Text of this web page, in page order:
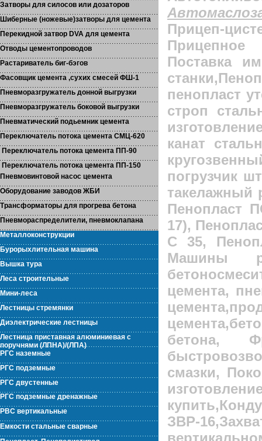
Затворы для силосов или дозаторов
Шиберные (ножевые)затворы для цемента
Перекидной затвор DVA для цемента
Отводы цементопроводов
Растариватель биг-бэгов
Фасовщик цемента ,сухих смесей ФШ-1
Пневморазгружатель донной выгрузки
Пневморазгружатель боковой выгрузки
Пневматический подьемник цемента
Переключатель потока цемента СМЦ-620
Переключатель потока цемента ПП-90
Переключатель потока цемента ПП-150
Пневмовинтовой насос цемента
Оборудование заводов ЖБИ
Трансформаторы для прогрева бетона
Пневмораспределители, пневмоклапана
Металлоконструкции
Бурорыхлительная машина
Вышка тура
Леса строительные
Мини-леса
Лестницы стремянки
Диэлектрические лестницы
Лестница приставная алюминиевая с
поручнями (ЛПНА)/(ЛПА)
РГС наземные
РГС подземные
РГС двустенные
РГС подземные дренажные
РВС вертикальные
Емкости стальные сварные
Прицеп-
Поставка
пенопласт
строп
канат
погрузчик
такелажный
Пенопласт
17),
С 35,
Машины
цемента,
бетона,
смазки,
ЗВР-16